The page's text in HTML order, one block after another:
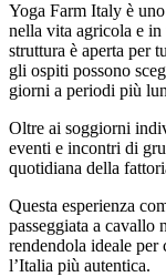
Yoga Farm Italy è
nella vita agricola e
struttura è aperta per
gli ospiti possono
giorni a periodi più
Oltre ai soggiorni
eventi e incontri di
quotidiana della
Questa esperienza
passeggiata a cavallo
rendendola ideale per
l’Italia più autentica.